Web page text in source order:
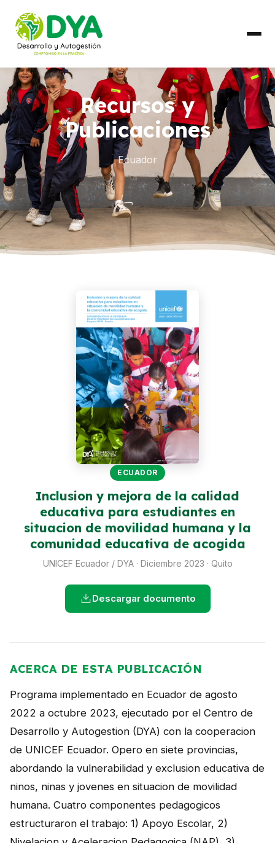
QUIÉNES SOMOS
Línea de Tiempo
Alianzas Regionales
QUÉ HACEMOS
Líneas de Trabajo
PAÍSES
Ecuador
PROYECTOS
En Ecuador
En Argentina
Publicaciones
TDRs
Transparencia
NOTICIAS
CONTACTO
Recursos y
Publicaciones
Ecuador
ECUADOR
Inclusion y mejora de la calidad
educativa para estudiantes en
situacion de movilidad humana y la
comunidad educativa de acogida
UNICEF Ecuador / DYA · Diciembre 2023 · Quito
Descargar documento
ACERCA DE ESTA PUBLICACIÓN
Programa implementado en Ecuador de agosto
2022 a octubre 2023, ejecutado por el Centro de
Desarrollo y Autogestion (DYA) con la cooperacion
de UNICEF Ecuador. Opero en siete provincias,
abordando la vulnerabilidad y exclusion educativa de
ninos, ninas y jovenes en situacion de movilidad
humana. Cuatro componentes pedagogicos
estructuraron el trabajo: 1) Apoyo Escolar, 2)